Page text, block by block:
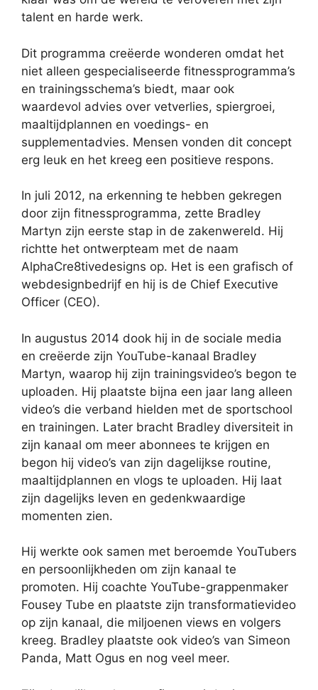
talent en harde werk.
Dit programma creëerde wonderen omdat het
niet alleen gespecialiseerde fitnessprogramma’s
en trainingsschema’s biedt, maar ook
waardevol advies over vetverlies, spiergroei,
maaltijdplannen en voedings- en
supplementadvies. Mensen vonden dit concept
erg leuk en het kreeg een positieve respons.
In juli 2012, na erkenning te hebben gekregen
door zijn fitnessprogramma, zette Bradley
Martyn zijn eerste stap in de zakenwereld. Hij
richtte het ontwerpteam met de naam
AlphaCre8tivedesigns op. Het is een grafisch of
webdesignbedrijf en hij is de Chief Executive
Officer (CEO).
In augustus 2014 dook hij in de sociale media
en creëerde zijn YouTube-kanaal Bradley
Martyn, waarop hij zijn trainingsvideo’s begon te
uploaden. Hij plaatste bijna een jaar lang alleen
video’s die verband hielden met de sportschool
en trainingen. Later bracht Bradley diversiteit in
zijn kanaal om meer abonnees te krijgen en
begon hij video’s van zijn dagelijkse routine,
maaltijdplannen en vlogs te uploaden. Hij laat
zijn dagelijks leven en gedenkwaardige
momenten zien.
Hij werkte ook samen met beroemde YouTubers
en persoonlijkheden om zijn kanaal te
promoten. Hij coachte YouTube-grappenmaker
Fousey Tube en plaatste zijn transformatievideo
op zijn kanaal, die miljoenen views en volgers
kreeg. Bradley plaatste ook video’s van Simeon
Panda, Matt Ogus en nog veel meer.